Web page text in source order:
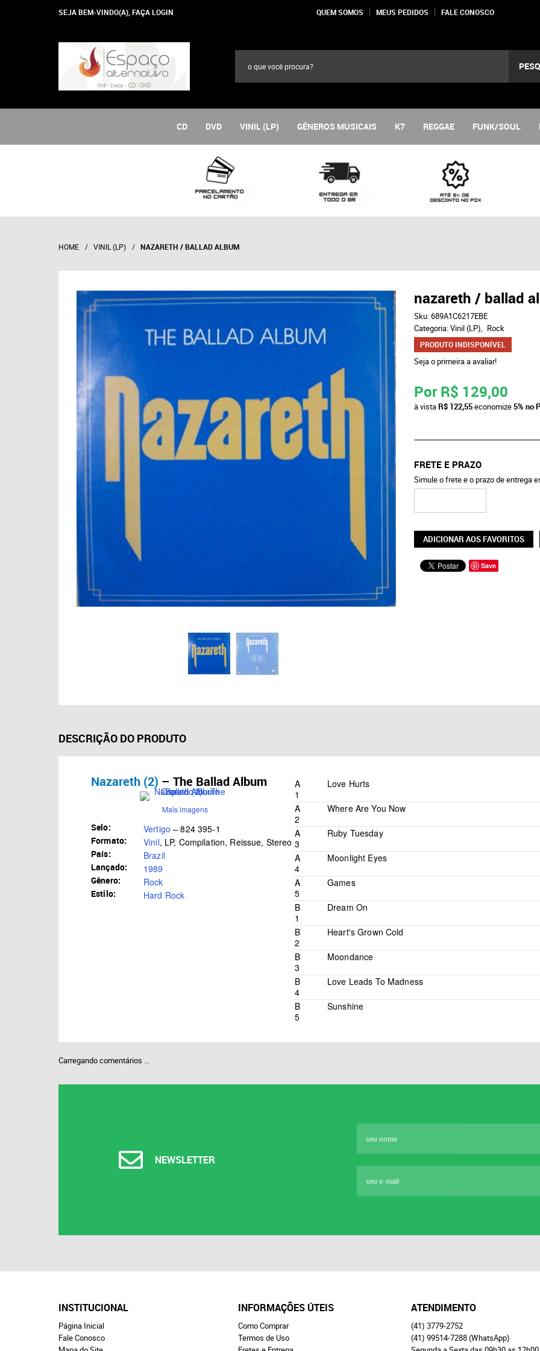
SEJA BEM-VINDO(A), FAÇA LOGIN QUEM SOMOS MEUS PEDIDOS FALE CONOSCO
CD DVD VINIL (LP) GÊNEROS MUSICAIS K7 REGGAE FUNK/SOUL
HOME VINIL (LP) NAZARETH / BALLAD ALBUM
nazareth / ballad
Sku:689A1C6217EBE
Categoria:Vinil (LP) Rock
PRODUTO INDISPONÍVEL
Seja o primeira a avaliar!
Por R$ 129,00
à vistaR$ 122,55economize5% no
FRETE E PRAZO
Simule o frete e o prazo de entrega
ADICIONAR AOS FAVORITOS
Save
DESCRIÇÃO DO PRODUTO
Nazareth (2) – The Ballad Album
Mais imagens
Selo: Vertigo – 824 395-1
Formato: Vinil, LP, Compilation, Reissue, Stereo
País: Brazil
Lançado: 1989
Gênero: Rock
Estilo: Hard Rock
A
1
Love Hurts
A
2
Where Are You Now
A
3
Ruby Tuesday
A
4
Moonlight Eyes
A
5
Games
B
1
Dream On
B
2
Heart's Grown Cold
B
3
Moondance
B
4
Love Leads To Madness
B
5
Sunshine
Carregando comentários ...
NEWSLETTER
INSTITUCIONAL
Página Inicial
Fale Conosco
INFORMAÇÕES ÚTEIS
Como Comprar
Termos de Uso
ATENDIMENTO
(41) 3779-2752
(41) 99514-7288(WhatsApp)